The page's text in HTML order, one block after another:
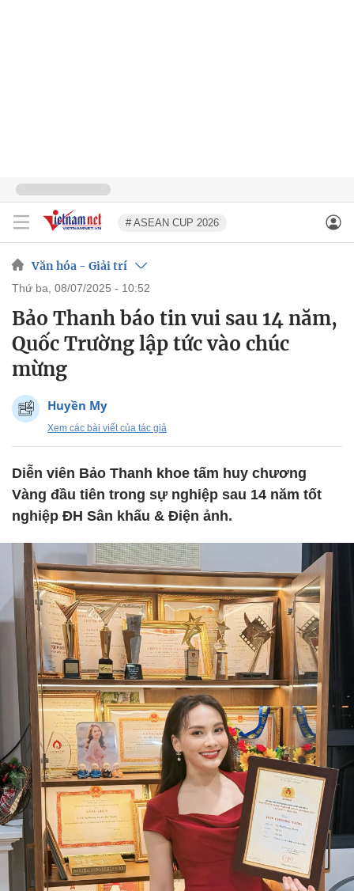
# ASEAN CUP 2026
Văn hóa - Giải trí
thứ ba, 08/07/2025 - 10:52
Bảo Thanh báo tin vui sau 14 năm,
Quốc Trường lập tức vào chúc
mừng
Huyền My
Xem các bài viết của tác giả
Diễn viên Bảo Thanh khoe tấm huy chương
Vàng đầu tiên trong sự nghiệp sau 14 năm tốt
nghiệp ĐH Sân khấu & Điện ảnh.